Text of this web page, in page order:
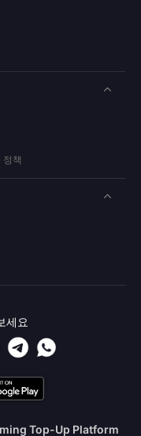
책
세요
Top-Up Platform